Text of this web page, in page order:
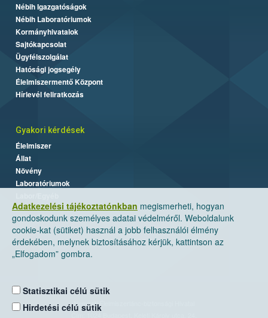
Adatkezelési tájékoztatónkban megismerheti, hogyan
gondoskodunk személyes adatai védelméről. Weboldalunk
cookie-kat (sütiket) használ a jobb felhasználói élmény
érdekében, melynek biztosításához kérjük, kattintson az
„Elfogadom” gombra.
Statisztikai célú sütik
Hirdetési célú sütik
Nébih Igazgatóságok
Nébih Laboratóriumok
Kormányhivatalok
Sajtókapcsolat
Ügyfélszolgálat
Hatósági jogsegély
Élelmiszermentő Központ
Hírlevél feliratkozás
Gyakori kérdések
Élelmiszer
Állat
Növény
Laboratóriumok
Nemzeti Élelmiszerlánc-biztonsági Hivatal